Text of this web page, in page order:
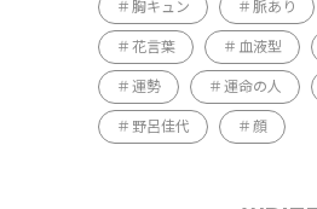
胸キュン 脈あり
花言葉 血液型
運勢 運命の人
野呂佳代 顔